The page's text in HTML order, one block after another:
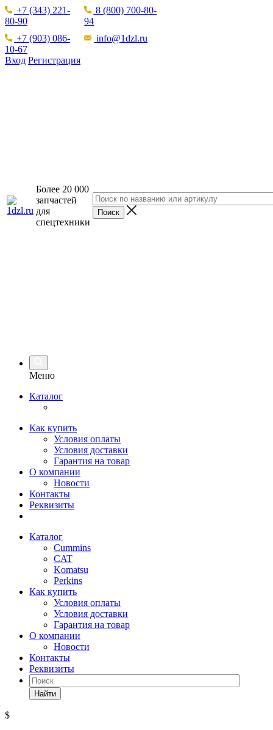
+7 (343) 221-
80-90
8 (800) 700-80-
94
+7 (903) 086-
10-67
info@1dzl.ru
Вход Регистрация
Более 20 000
запчастей
для
спецтехники
Меню
Каталог
Как купить
Условия оплаты
Условия доставки
Гарантия на товар
О компании
Новости
Контакты
Реквизиты
Каталог
Cummins
CAT
Komatsu
Perkins
Как купить
Условия оплаты
Условия доставки
Гарантия на товар
О компании
Новости
Контакты
Реквизиты
Найти
$